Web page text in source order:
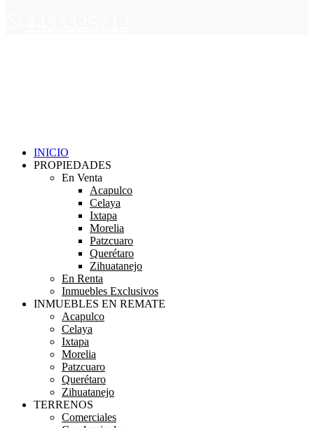
INICIO
PROPIEDADES
En Venta
Acapulco
Celaya
Ixtapa
Morelia
Patzcuaro
Querétaro
Zihuatanejo
En Renta
Inmuebles Exclusivos
INMUEBLES EN REMATE
Acapulco
Celaya
Ixtapa
Morelia
Patzcuaro
Querétaro
Zihuatanejo
TERRENOS
Comerciales